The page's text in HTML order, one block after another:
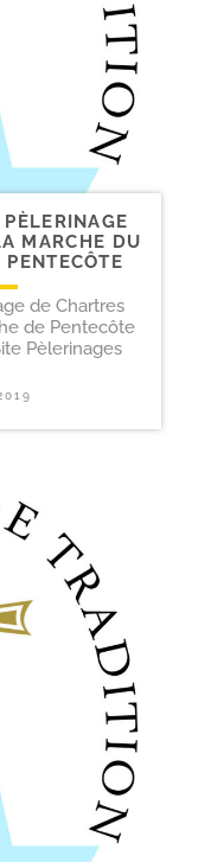
MARCHE DU
de Chartres
de Pentecôte
Pèlerinages